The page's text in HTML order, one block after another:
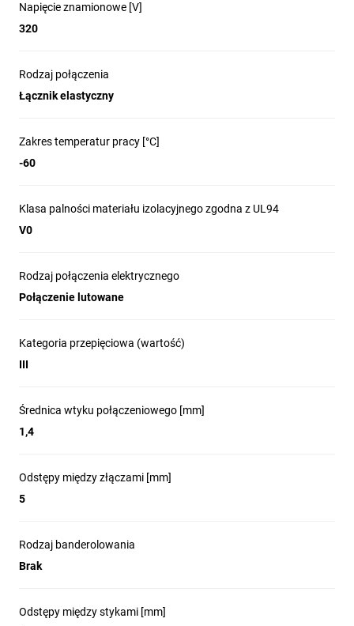
Napięcie znamionowe [V]
320
Rodzaj połączenia
Łącznik elastyczny
Zakres temperatur pracy [°C]
-60
Klasa palności materiału izolacyjnego zgodna z UL94
V0
Rodzaj połączenia elektrycznego
Połączenie lutowane
Kategoria przepięciowa (wartość)
III
Średnica wtyku połączeniowego [mm]
1,4
Odstępy między złączami [mm]
5
Rodzaj banderolowania
Brak
Odstępy między stykami [mm]